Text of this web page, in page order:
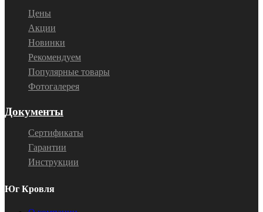
Цены
Акции
Новинки
Рекомендуем
Популярные товары
Фотогалерея
Документы
Сертификаты
Гарантии
Инструкции
Юг Кровля